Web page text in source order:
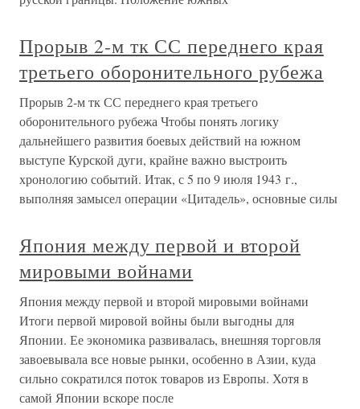
Прорыв 2-м тк СС переднего края
третьего оборонительного рубежа
Прорыв 2-м тк СС переднего края третьего
оборонительного рубежа Чтобы понять логику
дальнейшего развития боевых действий на южном
выступе Курской дуги, крайне важно выстроить
хронологию событий. Итак, с 5 по 9 июля 1943 г.,
выполняя замысел операции «Цитадель», основные силы
Япония между первой и второй
мировыми войнами
Япония между первой и второй мировыми войнами
Итоги первой мировой войны были выгодны для
Японии. Ее экономика развивалась, внешняя торговля
завоевывала все новые рынки, особенно в Азии, куда
сильно сократился поток товаров из Европы. Хотя в
самой Японии вскоре после